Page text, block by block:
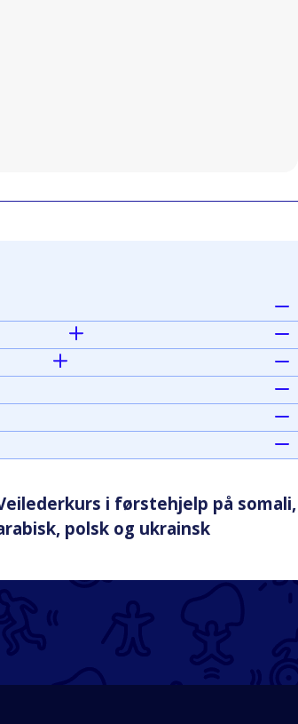
i førstehjelp på somali,
polsk og ukrainsk